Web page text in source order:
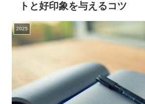
トと好印象を与えるコツ
2025